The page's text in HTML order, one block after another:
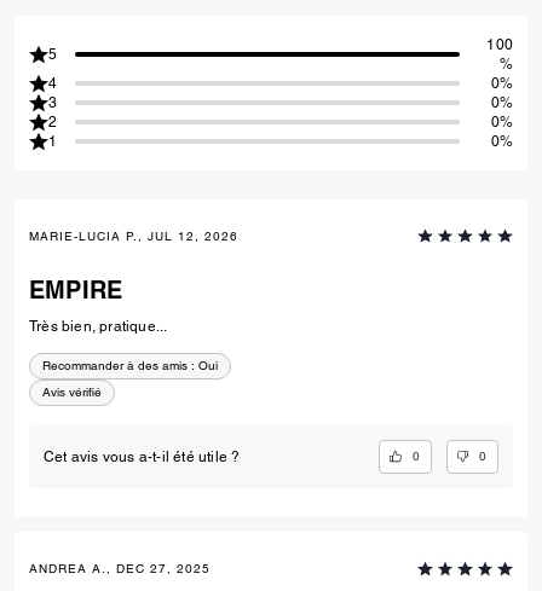
5
100
%
4
0%
3
0%
2
0%
1
0%
MARIE-LUCIA P., JUL 12, 2026
EMPIRE
Très bien, pratique...
Recommander à des amis : Oui
Avis vérifié
Cet avis vous a-t-il été utile ? 0 0
ANDREA A., DEC 27, 2025